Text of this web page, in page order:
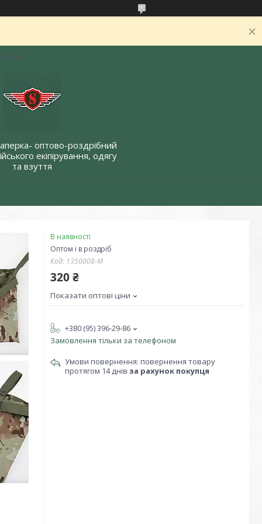
оптово-роздрібний
екіпірування, одягу
та взуття
В наявності
Оптом і в роздріб
Код: 1350008-M
320 ₴
Показати оптові ціни
+380 (95) 396-29-86
Замовлення тільки за телефоном
повернення товару
протягом 14 днів за рахунок покупця